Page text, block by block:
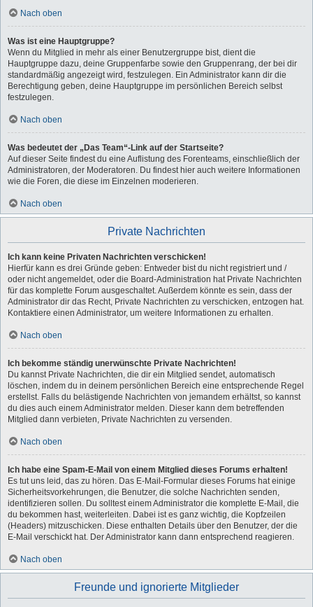
Nach oben
Was ist eine Hauptgruppe?
Wenn du Mitglied in mehr als einer Benutzergruppe bist, dient die
Hauptgruppe dazu, deine Gruppenfarbe sowie den Gruppenrang, der bei dir
standardmäßig angezeigt wird, festzulegen. Ein Administrator kann dir die
Berechtigung geben, deine Hauptgruppe im persönlichen Bereich selbst
festzulegen.
Nach oben
Was bedeutet der „Das Team“-Link auf der Startseite?
Auf dieser Seite findest du eine Auflistung des Forenteams, einschließlich der
Administratoren, der Moderatoren. Du findest hier auch weitere Informationen
wie die Foren, die diese im Einzelnen moderieren.
Nach oben
Private Nachrichten
Ich kann keine Privaten Nachrichten verschicken!
Hierfür kann es drei Gründe geben: Entweder bist du nicht registriert und /
oder nicht angemeldet, oder die Board-Administration hat Private Nachrichten
für das komplette Forum ausgeschaltet. Außerdem könnte es sein, dass der
Administrator dir das Recht, Private Nachrichten zu verschicken, entzogen hat.
Kontaktiere einen Administrator, um weitere Informationen zu erhalten.
Nach oben
Ich bekomme ständig unerwünschte Private Nachrichten!
Du kannst Private Nachrichten, die dir ein Mitglied sendet, automatisch
löschen, indem du in deinem persönlichen Bereich eine entsprechende Regel
erstellst. Falls du belästigende Nachrichten von jemandem erhältst, so kannst
du dies auch einem Administrator melden. Dieser kann dem betreffenden
Mitglied dann verbieten, Private Nachrichten zu versenden.
Nach oben
Ich habe eine Spam-E-Mail von einem Mitglied dieses Forums erhalten!
Es tut uns leid, das zu hören. Das E-Mail-Formular dieses Forums hat einige
Sicherheitsvorkehrungen, die Benutzer, die solche Nachrichten senden,
identifizieren sollen. Du solltest einem Administrator die komplette E-Mail, die
du bekommen hast, weiterleiten. Dabei ist es ganz wichtig, die Kopfzeilen
(Headers) mitzuschicken. Diese enthalten Details über den Benutzer, der die
E-Mail verschickt hat. Der Administrator kann dann entsprechend reagieren.
Nach oben
Freunde und ignorierte Mitglieder